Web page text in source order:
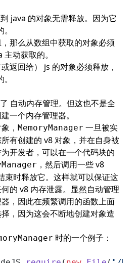
java 的对象无需释放。因为它
那么从数组中获取的对象必须
动获取的。
返回给） js 的对象必须释放，
自动内存管理。但这也不是全
一个内存管理器。
，MemoryManager 一旦被实
有创建的 v8 对象，并在自身被
开发者，可以在一个代码块的
，然后调用一些 v8
束时释放它。这样就可以保证这
的 v8 内存泄露。显然自动管理
，因此在频繁调用的函数上面
，因为这会不断地创建对象造
时的一个例子：